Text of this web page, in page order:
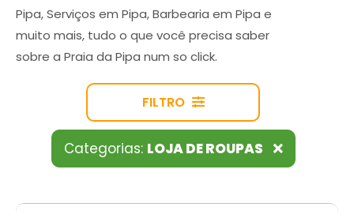
Pipa, Serviços em Pipa, Barbearia em Pipa e
muito mais, tudo o que você precisa saber
sobre a Praia da Pipa num so click.
FILTRO
Categorias: LOJA DE ROUPAS